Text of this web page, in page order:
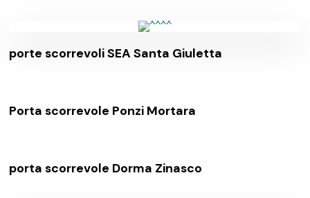
porte scorrevoli SEA Santa Giuletta
Porta scorrevole Ponzi Mortara
porta scorrevole Dorma Zinasco